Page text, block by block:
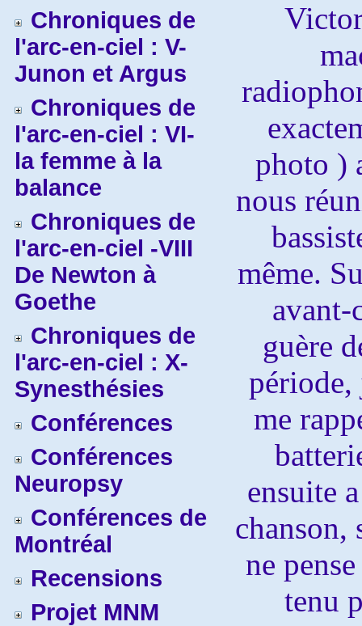
Chroniques de
l'arc-en-ciel : V-
Junon et Argus
Chroniques de
l'arc-en-ciel : VI-
la femme à la
balance
Chroniques de
l'arc-en-ciel -VIII
De Newton à
Goethe
Chroniques de
l'arc-en-ciel : X-
Synesthésies
Conférences
Conférences
Neuropsy
Conférences de
Montréal
Recensions
Projet MNM
photo )
nous
même.
avant-
guère
période,
me
ensuite
chanson,
ne
tenu